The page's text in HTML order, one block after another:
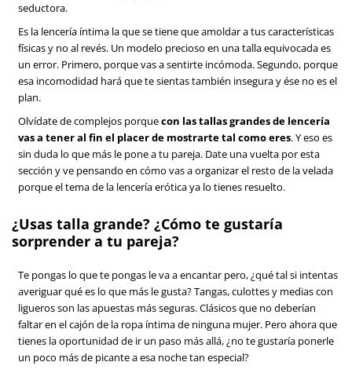
seductora.
Es la lencería íntima la que se tiene que amoldar a tus características
físicas y no al revés. Un modelo precioso en una talla equivocada es
un error. Primero, porque vas a sentirte incómoda. Segundo, porque
esa incomodidad hará que te sientas también insegura y ése no es el
plan.
Olvídate de complejos porquecon las tallas grandes de lencería
vas a tener al fin el placer de mostrarte tal como eres. Y eso es
sin duda lo que más le pone a tu pareja. Date una vuelta por esta
sección y ve pensando en cómo vas a organizar el resto de la velada
porque el tema de la lencería erótica ya lo tienes resuelto.
¿Usas talla grande? ¿Cómo te gustaría
sorprender a tu pareja?
Te pongas lo que te pongas le va a encantar pero, ¿qué tal si intentas
averiguar qué es lo que más le gusta? Tangas, culottes y medias con
ligueros son las apuestas más seguras. Clásicos que no deberían
faltar en el cajón de la ropa íntima de ninguna mujer. Pero ahora que
tienes la oportunidad de ir un paso más allá, ¿no te gustaría ponerle
un poco más de picante a esa noche tan especial?